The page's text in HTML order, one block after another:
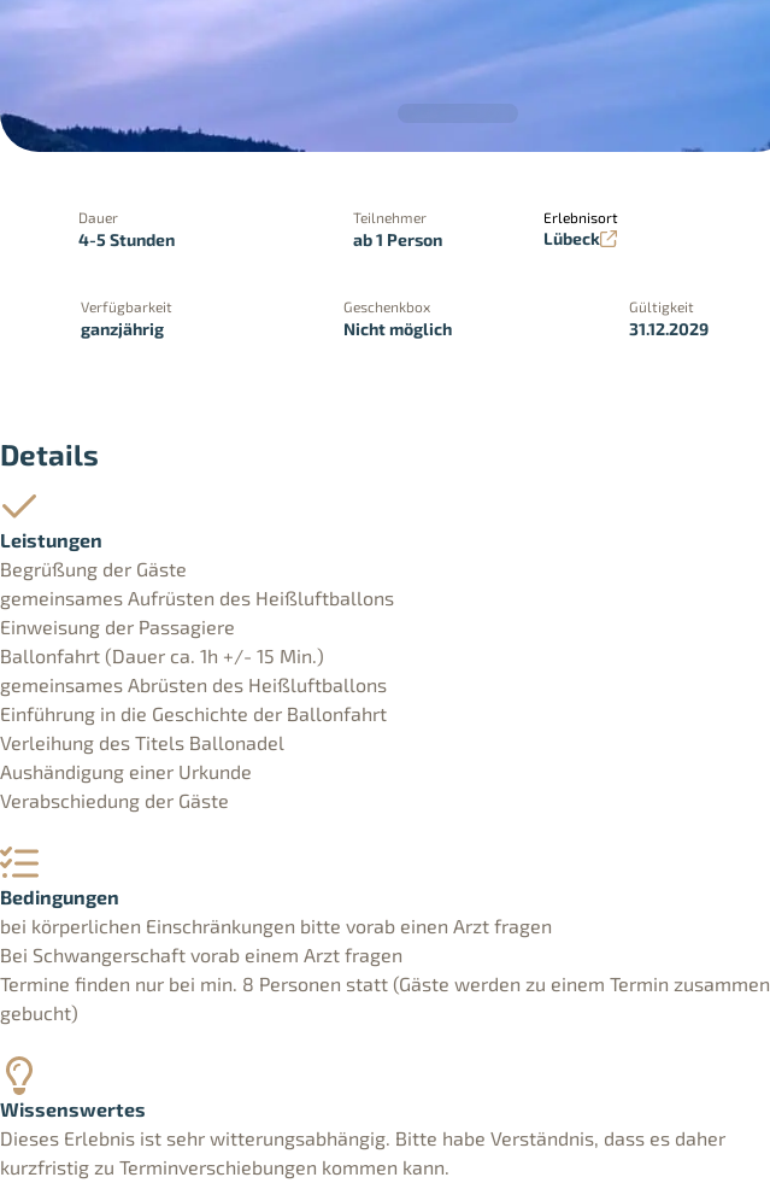
Dauer
4-5 Stunden
Teilnehmer
ab 1 Person
Erlebnisort
Lübeck
Verfügbarkeit
ganzjährig
Geschenkbox
Nicht möglich
Gültigkeit
31.12.2029
Details
Leistungen
Begrüßung der Gäste
gemeinsames Aufrüsten des Heißluftballons
Einweisung der Passagiere
Ballonfahrt (Dauer ca. 1h +/- 15 Min.)
gemeinsames Abrüsten des Heißluftballons
Einführung in die Geschichte der Ballonfahrt
Verleihung des Titels Ballonadel
Aushändigung einer Urkunde
Verabschiedung der Gäste
Bedingungen
bei körperlichen Einschränkungen bitte vorab einen Arzt fragen
Bei Schwangerschaft vorab einem Arzt fragen
Termine finden nur bei min. 8 Personen statt (Gäste werden zu einem Termin zusammen
gebucht)
Wissenswertes
Dieses Erlebnis ist sehr witterungsabhängig. Bitte habe Verständnis, dass es daher
kurzfristig zu Terminverschiebungen kommen kann.